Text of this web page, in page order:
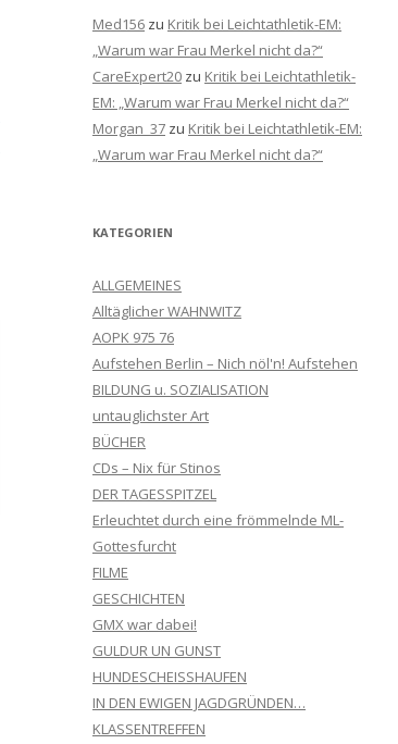
Med156 zu Kritik bei Leichtathletik-EM:
„Warum war Frau Merkel nicht da?“
CareExpert20 zu Kritik bei Leichtathletik-
EM: „Warum war Frau Merkel nicht da?“
Morgan_37 zu Kritik bei Leichtathletik-EM:
„Warum war Frau Merkel nicht da?“
KATEGORIEN
ALLGEMEINES
Alltäglicher WAHNWITZ
AOPK 975 76
Aufstehen Berlin – Nich nöl'n! Aufstehen
BILDUNG u. SOZIALISATION
untauglichster Art
BÜCHER
CDs – Nix für Stinos
DER TAGESSPITZEL
Erleuchtet durch eine frömmelnde ML-
Gottesfurcht
FILME
GESCHICHTEN
GMX war dabei!
GULDUR UN GUNST
HUNDESCHEISSHAUFEN
IN DEN EWIGEN JAGDGRÜNDEN…
KLASSENTREFFEN